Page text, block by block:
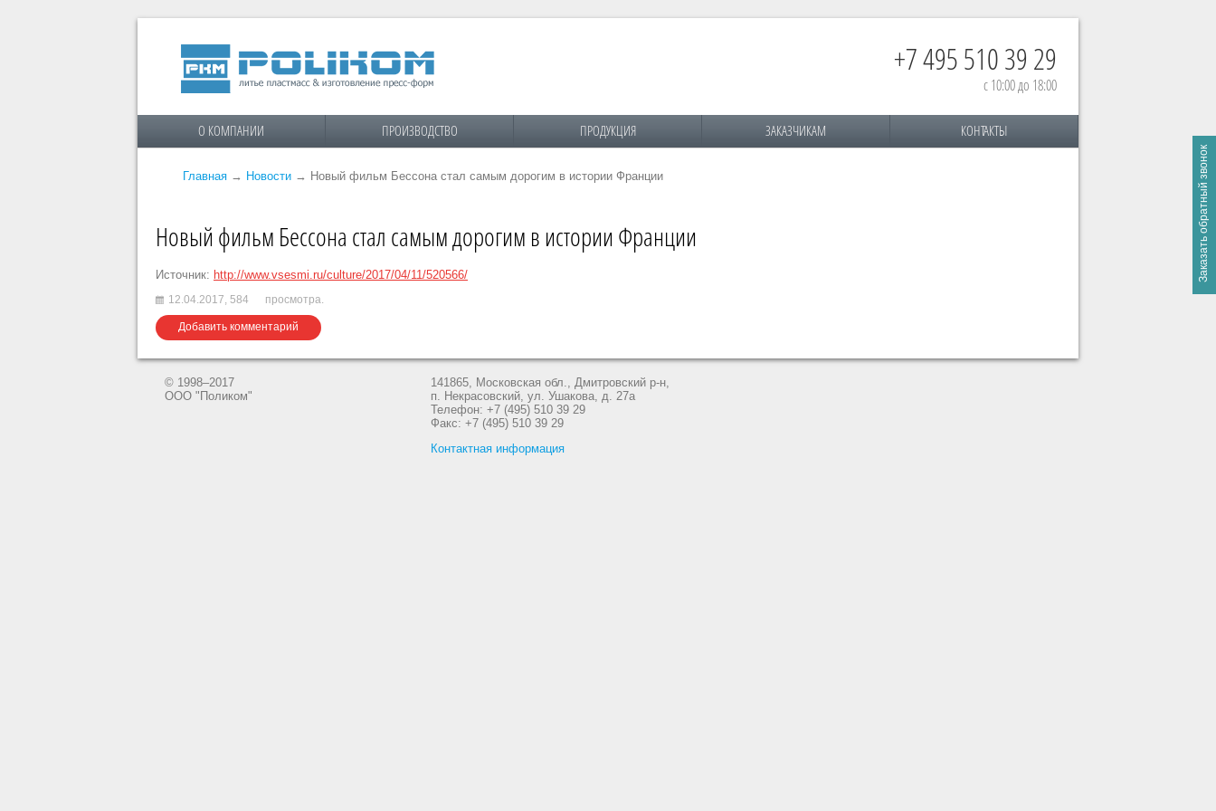
+7 495 510 39 29
с 10:00 до 18:00
О КОМПАНИИ ПРОИЗВОДСТВО ПРОДУКЦИЯ ЗАКАЗЧИКАМ КОНТАКТЫ
Главная → Новости → Новый фильм Бессона стал самым дорогим в истории Франции
Новый фильм Бессона стал самым дорогим в истории Франции
Источник: http://www.vsesmi.ru/culture/2017/04/11/520566/
12.04.2017, 584 просмотра.
Добавить комментарий
© 1998–2017
ООО "Поликом"
141865, Московская обл., Дмитровский р-н,
п. Некрасовский, ул. Ушакова, д. 27а
Телефон: +7 (495) 510 39 29
Факс: +7 (495) 510 39 29
Контактная информация